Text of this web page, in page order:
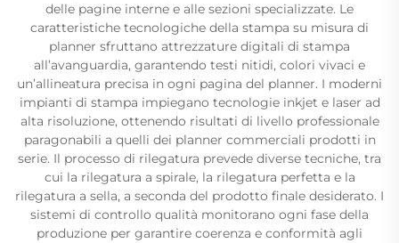
delle pagine interne e alle sezioni specializzate. Le
caratteristiche tecnologiche della stampa su misura di
planner sfruttano attrezzature digitali di stampa
all’avanguardia, garantendo testi nitidi, colori vivaci e
un’allineatura precisa in ogni pagina del planner. I moderni
impianti di stampa impiegano tecnologie inkjet e laser ad
alta risoluzione, ottenendo risultati di livello professionale
paragonabili a quelli dei planner commerciali prodotti in
serie. Il processo di rilegatura prevede diverse tecniche, tra
cui la rilegatura a spirale, la rilegatura perfetta e la
rilegatura a sella, a seconda del prodotto finale desiderato. I
sistemi di controllo qualità monitorano ogni fase della
produzione per garantire coerenza e conformità agli